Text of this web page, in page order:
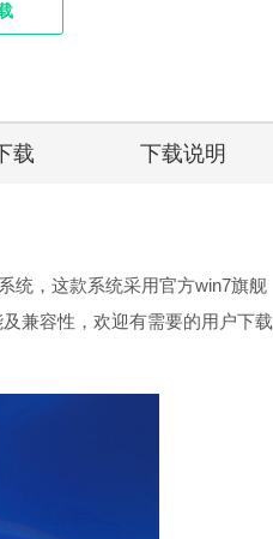
载 下载说明
统，这款系统采用官方win7旗舰
兼容性，欢迎有需要的用户下载